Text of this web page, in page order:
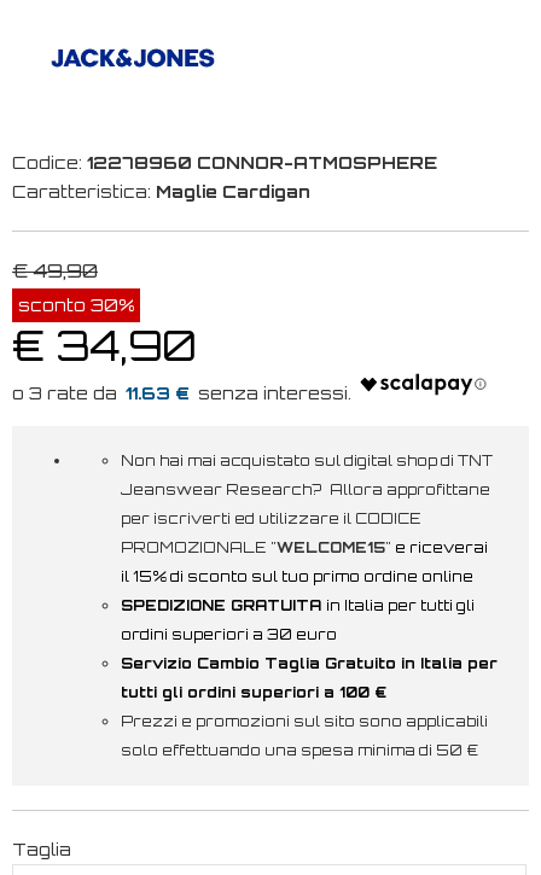
Codice: 12278960 CONNOR-ATMOSPHERE
Caratteristica: Maglie Cardigan
€ 49,90
sconto 30%
€ 34,90
11.63 €
Non hai mai acquistato sul digital shop di TNT
Jeanswear Research? Allora approfittane
per iscriverti ed utilizzare il CODICE
PROMOZIONALE "WELCOME15" e riceverai
il 15% di sconto sul tuo primo ordine online
SPEDIZIONE GRATUITA in Italia per tutti gli
ordini superiori a 30 euro
Servizio Cambio Taglia Gratuito in Italia per
tutti gli ordini superiori a 100 €
Prezzi e promozioni sul sito sono applicabili
solo effettuando una spesa minima di 50 €
Taglia